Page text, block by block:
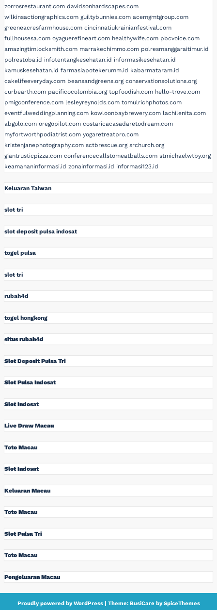
zorrosrestaurant.com davidsonhardscapes.com
wilkinsactiongraphics.com guiltybunnies.com acemgmtgroup.com
greeneacresfarmhouse.com cincinnatiukrainianfestival.com
fullhousesa.com oyaguerefineart.com healthywife.com pbcvoice.com
amazingtimlocksmith.com marrakechimmo.com polresmanggaraitimur.id
polrestoba.id infotentangkesehatan.id informasikesehatan.id
kamuskesehatan.id farmasiapotekerumm.id kabarmataram.id
cakelifeeveryday.com beansandgreens.org conservationsolutions.org
curbearth.com pacificocolombia.org topfoodish.com hello-trove.com
pmigconference.com lesleyreynolds.com tomulrichphotos.com
eventfulweddingplanning.com kowloonbaybrewery.com lachilenita.com
abgolo.com oregopilot.com costaricacasadaretodream.com
myfortworthpodiatrist.com yogaretreatpro.com
kristenjanephotography.com sctbrescue.org srchurch.org
giantrusticpizza.com conferencecallstomeatballs.com stmichaelwtby.org
keamananinformasi.id zonainformasi.id informasi123.id
Keluaran Taiwan
slot tri
slot deposit pulsa indosat
togel pulsa
slot tri
rubah4d
togel hongkong
situs rubah4d
Slot Deposit Pulsa Tri
Slot Pulsa Indosat
Slot Indosat
Live Draw Macau
Toto Macau
Slot Indosat
Keluaran Macau
Toto Macau
Slot Pulsa Tri
Toto Macau
Pengeluaran Macau
Proudly powered byWordPress| Theme: BusiCare bySpiceThemes